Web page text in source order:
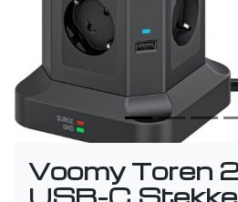
Voomy Toren
USB-C